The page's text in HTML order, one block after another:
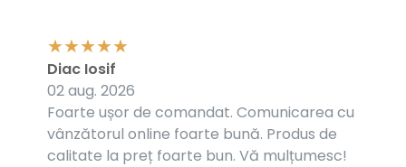
Foarte ușor de comandat. Comunicarea cu
vânzătorul online foarte bună. Produs de
calitate la preț foarte bun. Vă mulțumesc!
Diac Iosif
02 aug. 2026